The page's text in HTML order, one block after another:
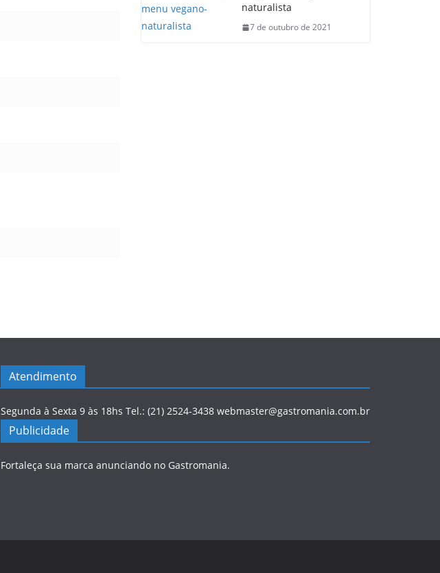
naturalista
7 de outubro de 2021
Atendimento
Segunda à Sexta 9 às 18hs Tel.: (21) 2524-3438 webmaster@gastromania.com.br
Publicidade
Fortaleça sua marca anunciando no Gastromania.